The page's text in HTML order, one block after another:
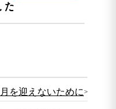
た
を迎えないために